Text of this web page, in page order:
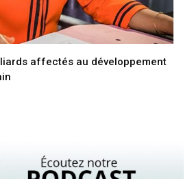
affectés au développement